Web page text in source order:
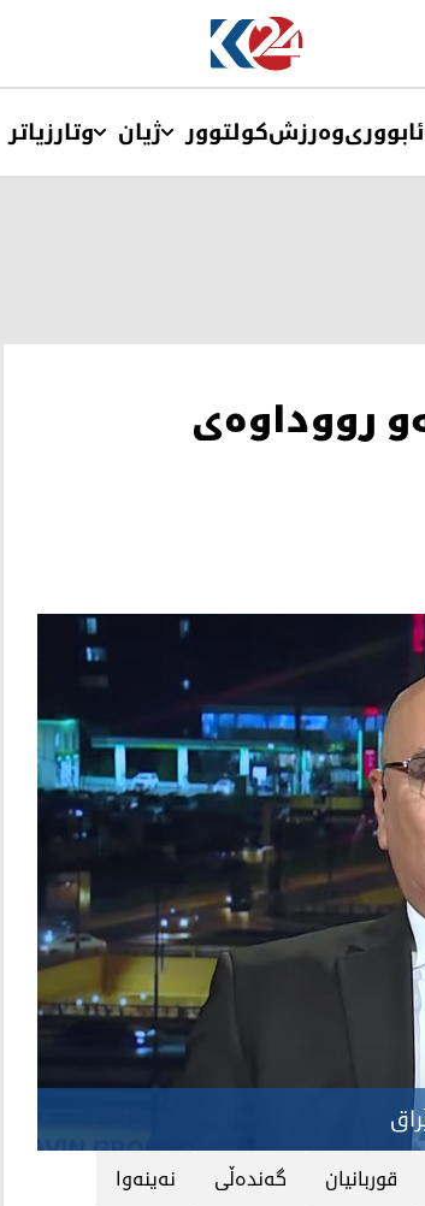
ئابووریوەرزشکولتوور ژیان وتارزیاتر
رووداوه‌ی
قوربانیان گه‌نده‌ڵی نه‌ینه‌وا